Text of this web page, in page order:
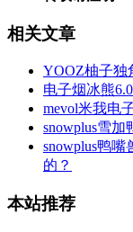
相关文章
YOOZ柚子独
电子烟冰熊
mevol米我电
snowplus雪加
snowplus鸭
的？
本站推荐